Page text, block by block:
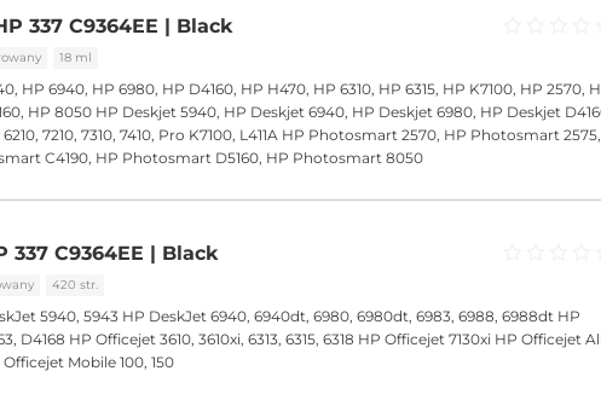
337 C9364EE | Black
18 ml
HP 6940, HP 6980, HP D4160, HP H470, HP 6310, HP 6315, HP K7100, HP 2570,
HP 8050 HP Deskjet 5940, HP Deskjet 6940, HP Deskjet 6980, HP Deskjet
7210, 7310, 7410, Pro K7100, L411A HP Photosmart 2570, HP Photosmart 2575,
C4190, HP Photosmart D5160, HP Photosmart 8050
337 C9364EE | Black
420 str.
5940, 5943 HP DeskJet 6940, 6940dt, 6980, 6980dt, 6983, 6988, 6988dt HP
D4168 HP Officejet 3610, 3610xi, 6313, 6315, 6318 HP Officejet 7130xi HP Officejet All
Mobile 100, 150